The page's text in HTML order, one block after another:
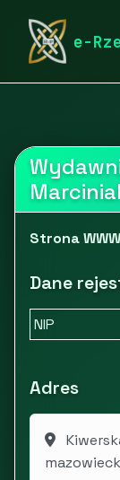
e-
rymarstwo-
Edukacja,
Strona
Dane
NIP
Adres